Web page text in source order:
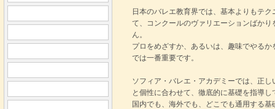
日本のバレエ教育界では、基本よりもテ
て、コンクールのヴァリエーションばか
ん。
プロをめざすか、あるいは、趣味でやる
では一番重要です。
ソフィア・バレエ・アカデミーでは、正
と個性に合わせて、徹底的に基礎を指導し
国内でも、海外でも、どこでも通用する